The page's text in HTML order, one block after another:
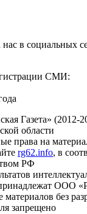
в социальных
СМИ:
Газета» (2012-
области
права на
rg62.info, в
РФ
ООО
материалов без
запрещено